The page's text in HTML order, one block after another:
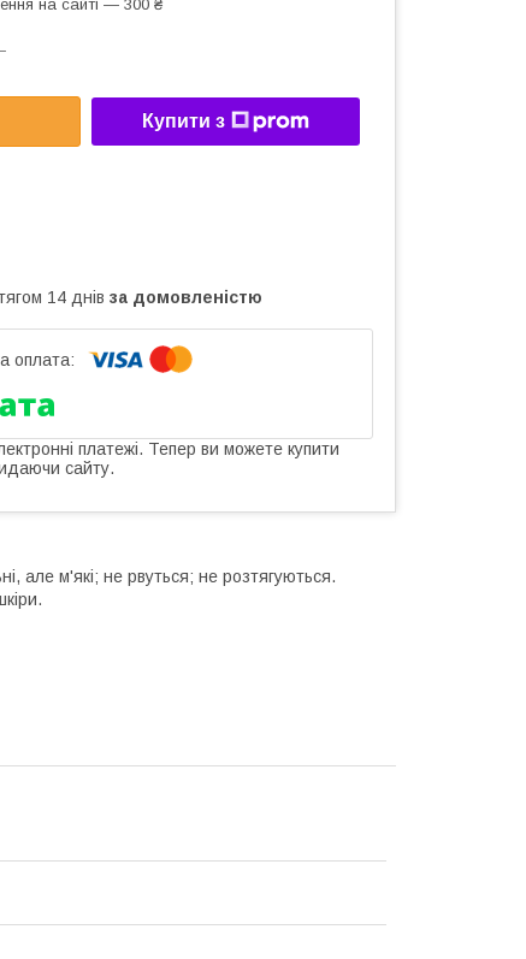
на сайті — 300 ₴
Купити з
14 днів за домовленістю
платежі. Тепер ви можете купити
сайту.
але м'які; не рвуться; не розтягуються.